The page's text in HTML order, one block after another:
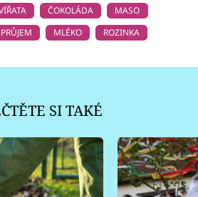
ČOKOLÁDA
MASO
PRŮJEM MLÉKO ROZINKA
SI TAKÉ